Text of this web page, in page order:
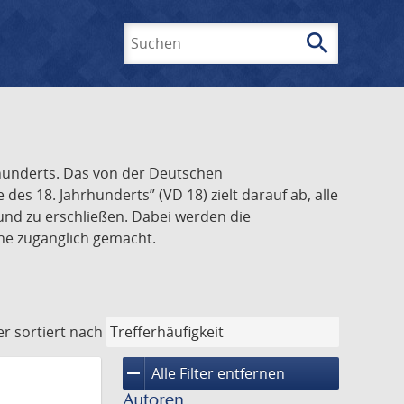
search
Das von der Deutschen
18. Jahrhunderts” (VD 18) zielt darauf ab, alle
zu erschließen. Dabei werden die
zugänglich gemacht.
sortiert nach
remove Alle Filter entfernen